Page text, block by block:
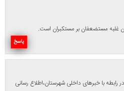
رییس شورای نگهبان کشور -آن هم در حد وزیر
است .اگه راهش اشتباهه لطفا از پدرش آیت
بگیره.